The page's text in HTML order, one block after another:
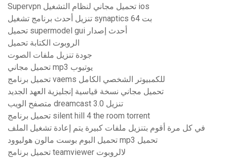
Supervpn تحميل مجاني لنظام التشغيل ios
تنزيل أحدث برنامج تشغيل synaptics 64 بت
تحميل supermodel gui أحدث إصدار
الروبوت الكتابة تحميل
جودة تنزيل ملفات الصوت
تحميل مجاني mp3 يوتيوب
تحميل برنامج vaems للكمبيوتر الشخصي الكامل
تحميل مجاني نسخة قياسية إنجليزية العهد الجديد
متصفح الويب dreamcast 3.0 تنزيل
تحميل برنامج silent hill 4 the room torrent
في كل مرة أقوم بتنزيل ملفات كبيرة يتم إعادة تشغيل الملف
تحميل البوم بوست مالون هوليوود mp3 تحميل
تحميل برنامج teamviewer لالروبوت